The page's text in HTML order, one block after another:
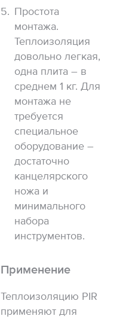
Простота
монтажа.
Теплоизоляция
довольно легкая,
одна плита – в
среднем 1 кг. Для
монтажа не
требуется
специальное
оборудование –
достаточно
канцелярского
ножа и
минимального
набора
инструментов.
Применение
Теплоизоляцию PIR
применяют для